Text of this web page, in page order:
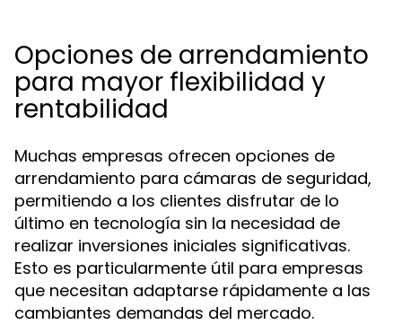
Opciones de arrendamiento
para mayor flexibilidad y
rentabilidad
Muchas empresas ofrecen opciones de
arrendamiento para cámaras de seguridad,
permitiendo a los clientes disfrutar de lo
último en tecnología sin la necesidad de
realizar inversiones iniciales significativas.
Esto es particularmente útil para empresas
que necesitan adaptarse rápidamente a las
cambiantes demandas del mercado.